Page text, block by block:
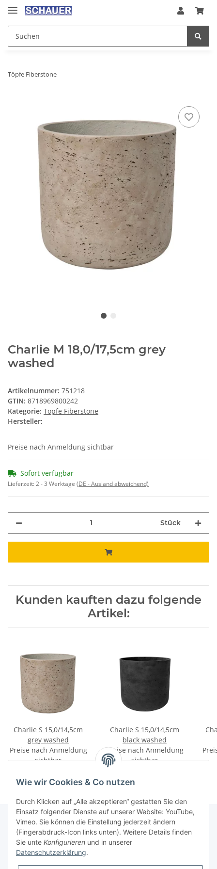
Töpfe Fiberstone
Charlie M 18,0/17,5cm grey
washed
Artikelnummer: 751218
GTIN: 8718969800242
Kategorie: Töpfe Fiberstone
Hersteller:
Preise nach Anmeldung sichtbar
Sofort verfügbar
Lieferzeit:2 - 3 Werktage (DE - Ausland abweichend)
Stück
Kunden kauften dazu folgende
Artikel:
Charlie S 15,0/14,5cm
grey washed
Preise nach Anmeldung
sichtbar
Charlie S 15,0/14,5cm
black washed
Preise nach Anmeldung
sichtbar
Informationen
Gesetzliche Informationen
Wie wir Cookies & Co nutzen
Durch Klicken auf „Alle akzeptieren“ gestatten Sie den
Einsatz folgender Dienste auf unserer Website: YouTube,
Vimeo. Sie können die Einstellung jederzeit ändern
(Fingerabdruck-Icon links unten). Weitere Details finden
Sie unte Konfigurieren und in unserer
Datenschutzerklärung.